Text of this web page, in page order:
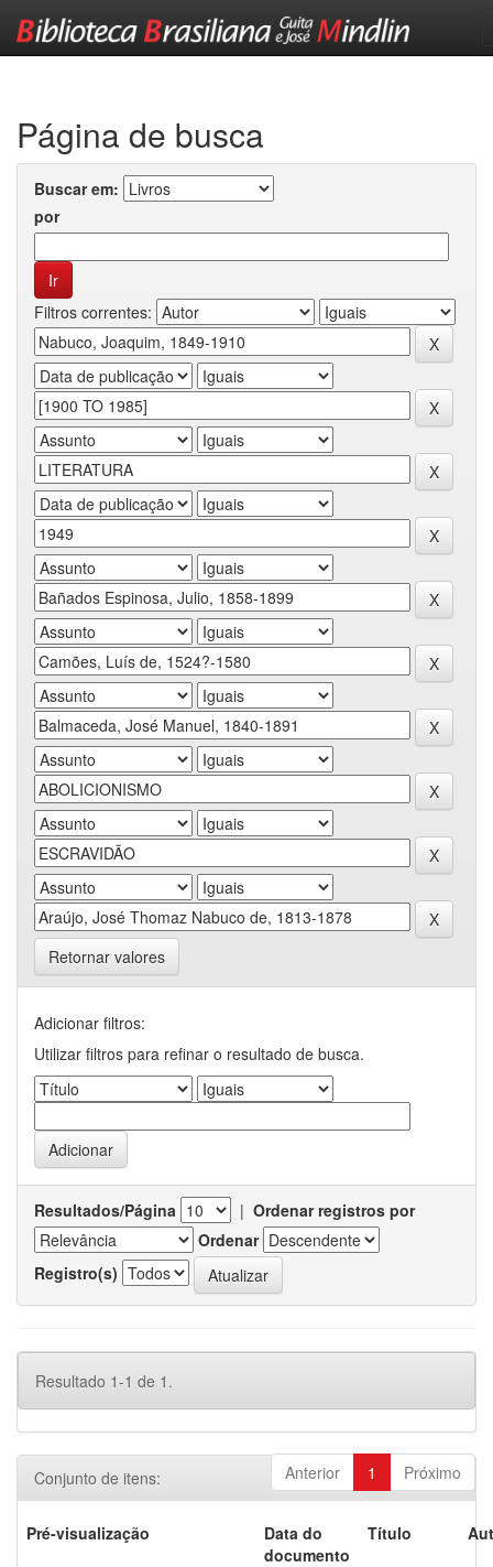
Página de busca
Buscar em:
por
Filtros correntes:
Retornar valores
Adicionar filtros:
Utilizar filtros para refinar o resultado de busca.
Resultados/Página | Ordenar registros por
Ordenar
Registro(s)
Resultado 1-1 de 1.
Anterior 1 Próximo
Conjunto de itens:
Pré-visualização
Data do
documento
Título